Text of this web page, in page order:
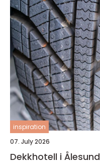
inspiration
07. July 2026
Dekkhotell i Ålesund trygg og enkel lagring av